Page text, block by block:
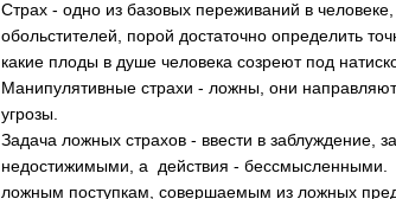
Страх - одно из базовых переживаний в
обольстителей, порой достаточно определить
какие плоды в душе человека созреют под
Манипулятивные страхи - ложны, они
угрозы.
Задача ложных страхов - ввести в заблуждение,
недостижимыми, а действия - бессмысленными.
ложным поступкам, совершаемым из ложных